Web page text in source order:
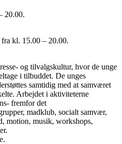
20.00.
kl. 15.00 – 20.00.
og tilvalgskultur, hvor de unge
i tilbuddet. De unges
samtidig med at samværet
Arbejdet i aktiviteterne
fremfor det
madklub, socialt samvær,
motion, musik, workshops,